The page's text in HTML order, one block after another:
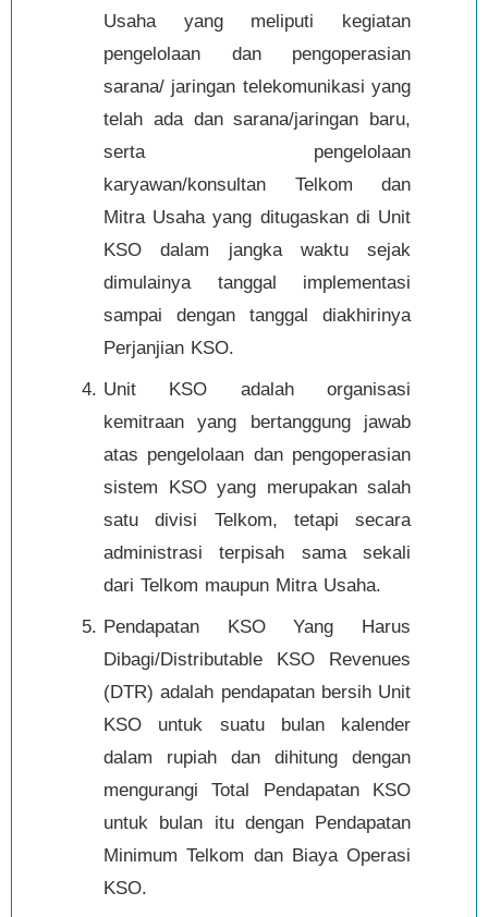
Usaha yang meliputi kegiatan
pengelolaan dan pengoperasian
sarana/ jaringan telekomunikasi yang
telah ada dan sarana/jaringan baru,
serta pengelolaan
karyawan/konsultan Telkom dan
Mitra Usaha yang ditugaskan di Unit
KSO dalam jangka waktu sejak
dimulainya tanggal implementasi
sampai dengan tanggal diakhirinya
Perjanjian KSO.
Unit KSO adalah organisasi
kemitraan yang bertanggung jawab
atas pengelolaan dan pengoperasian
sistem KSO yang merupakan salah
satu divisi Telkom, tetapi secara
administrasi terpisah sama sekali
dari Telkom maupun Mitra Usaha.
Pendapatan KSO Yang Harus
Dibagi/Distributable KSO Revenues
(DTR) adalah pendapatan bersih Unit
KSO untuk suatu bulan kalender
dalam rupiah dan dihitung dengan
mengurangi Total Pendapatan KSO
untuk bulan itu dengan Pendapatan
Minimum Telkom dan Biaya Operasi
KSO.